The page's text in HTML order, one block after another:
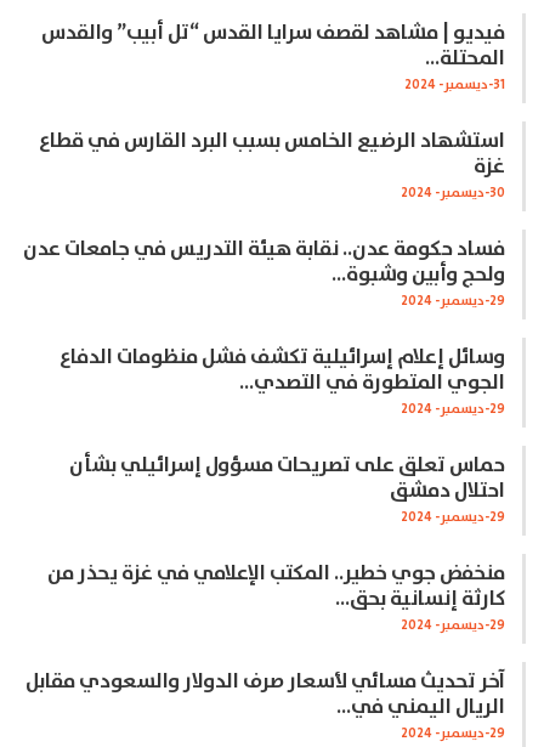
فيديو | مشاهد لقصف سرايا القدس “تل أبيب” والقدس
المحتلة…
31-ديسمبر- 2024
استشهاد الرضيع الخامس بسبب البرد القارس في قطاع
غزة
30-ديسمبر- 2024
فساد حكومة عدن.. نقابة هيئة التدريس في جامعات عدن
ولحج وأبين وشبوة…
29-ديسمبر- 2024
وسائل إعلام إسرائيلية تكشف فشل منظومات الدفاع
الجوي المتطورة في التصدي…
29-ديسمبر- 2024
حماس تعلق على تصريحات مسؤول إسرائيلي بشأن
احتلال دمشق
29-ديسمبر- 2024
منخفض جوي خطير.. المكتب الإعلامي في غزة يحذر من
كارثة إنسانية بحق…
29-ديسمبر- 2024
آخر تحديث مسائي لأسعار صرف الدولار والسعودي مقابل
الريال اليمني في…
29-ديسمبر- 2024